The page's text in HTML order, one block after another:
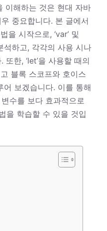
이해하는 것은 현대 자바
중요합니다. 본 글에서
을 시작으로, ‘var’ 및
석하고, 각각의 사용 시나
한, ‘let’을 사용할 때의
블록 스코프와 호이스
보겠습니다. 이를 통해
수를 보다 효과적으로
을 학습할 수 있을 것입